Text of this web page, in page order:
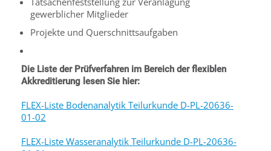
gewerblicher Mitglieder
Projekte und Querschnittsaufgaben
Die Liste der Prüfverfahren im Bereich der flexiblen
Akkreditierung lesen Sie hier:
FLEX-Liste Bodenanalytik Teilurkunde D-PL-20636-
01-02
FLEX-Liste Wasseranalytik Teilurkunde D-PL-20636-